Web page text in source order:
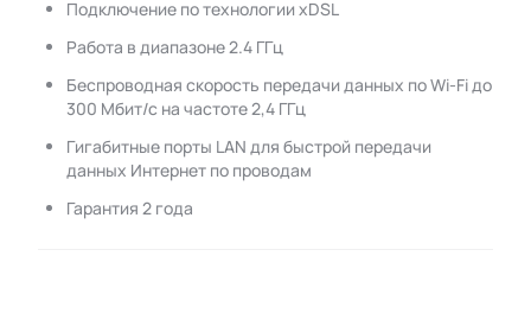
Подключение по технологии xDSL
Работа в диапазоне 2.4 ГГц
Беспроводная скорость передачи данных по Wi-Fi до
300 Мбит/с на частоте 2,4 ГГц
Гигабитные порты LAN для быстрой передачи
данных Интернет по проводам
Гарантия 2 года